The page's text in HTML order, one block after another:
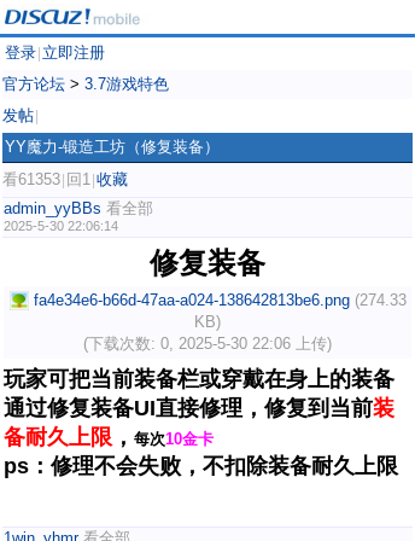
登录 立即注册
官方论坛 > 3.7游戏特色
发帖
YY魔力-锻造工坊（修复装备）
看61353 回1 收藏
admin_yyBBs 看全部
2025-5-30 22:06:14
修复装备
fa4e34e6-b66d-47aa-a024-138642813be6.png (274.33
KB)
(下载次数: 0, 2025-5-30 22:06 上传)
玩家可把当前装备栏或穿戴在身上的装备
通过修复装备UI直接修理，修复到当前装
备耐久上限 ， 每次10金卡
ps：修理不会失败，不扣除装备耐久上限